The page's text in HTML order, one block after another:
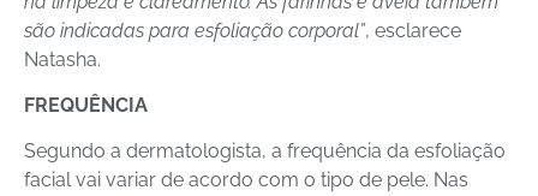
são indicadas para esfoliação corporal”, esclarece
Natasha.
FREQUÊNCIA
Segundo a dermatologista, a frequência da esfoliação
facial vai variar de acordo com o tipo de pele. Nas